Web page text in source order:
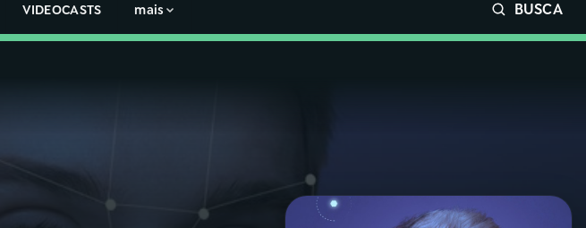
VIDEOCASTS mais BUSCA